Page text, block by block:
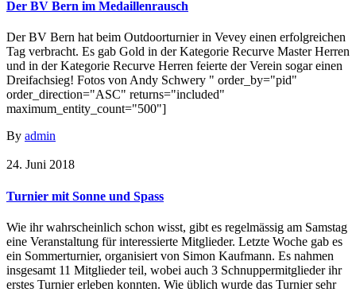
Der BV Bern im Medaillenrausch
Der BV Bern hat beim Outdoorturnier in Vevey einen erfolgreichen
Tag verbracht. Es gab Gold in der Kategorie Recurve Master Herren
und in der Kategorie Recurve Herren feierte der Verein sogar einen
Dreifachsieg! Fotos von Andy Schwery " order_by="pid"
order_direction="ASC" returns="included"
maximum_entity_count="500"]
By admin
24. Juni 2018
Turnier mit Sonne und Spass
Wie ihr wahrscheinlich schon wisst, gibt es regelmässig am Samstag
eine Veranstaltung für interessierte Mitglieder. Letzte Woche gab es
ein Sommerturnier, organisiert von Simon Kaufmann. Es nahmen
insgesamt 11 Mitglieder teil, wobei auch 3 Schnuppermitglieder ihr
erstes Turnier erleben konnten. Wie üblich wurde das Turnier sehr